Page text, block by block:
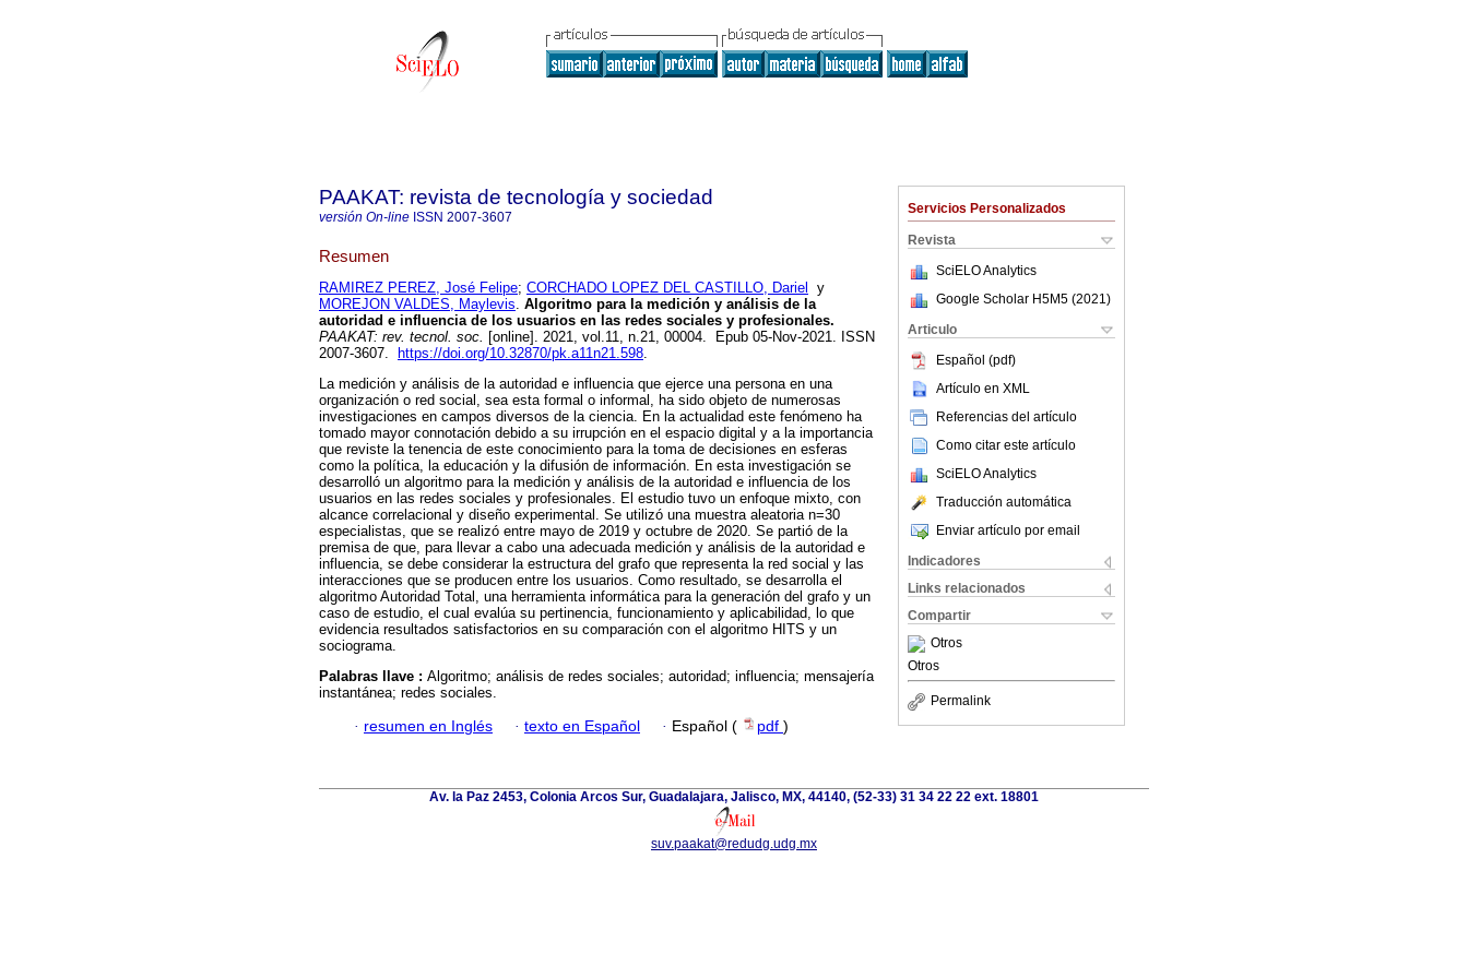
Servicios Personalizados
Revista
SciELO Analytics
Google Scholar H5M5 (2021 )
Articulo
Español (pdf)
Artículo en XML
Referencias del artículo
Como citar este artículo
SciELO Analytics
Traducción automática
Enviar artículo por email
Indicadores
Links relacionados
Compartir
Otros
Otros
Permalink
PAAKAT: revista de tecnología y sociedad
versión On-line ISSN 2007-3607
Resumen
RAMIREZ PEREZ, José Felipe; CORCHADO LOPEZ DEL CASTILLO, Dariel
y
MOREJON VALDES, Maylevis. Algoritmo para la medición y análisis de la
autoridad e influencia de los usuarios en las redes sociales y profesionales.
PAAKAT: rev. tecnol. soc. [online]. 2021, vol.11, n.21, 00004. Epub 05-Nov-2021. ISSN
2007-3607.
https://doi.org/10.32870/pk.a11n21.598.
La medición y análisis de la autoridad e influencia que ejerce una persona en una
organización o red social, sea esta formal o informal, ha sido objeto de numerosas
investigaciones en campos diversos de la ciencia. En la actualidad este fenómeno ha
tomado mayor connotación debido a su irrupción en el espacio digital y a la importancia
que reviste la tenencia de este conocimiento para la toma de decisiones en esferas
como la política, la educación y la difusión de información. En esta investigación se
desarrolló un algoritmo para la medición y análisis de la autoridad e influencia de los
usuarios en las redes sociales y profesionales. El estudio tuvo un enfoque mixto, con
alcance correlacional y diseño experimental. Se utilizó una muestra aleatoria n=30
especialistas, que se realizó entre mayo de 2019 y octubre de 2020. Se partió de la
premisa de que, para llevar a cabo una adecuada medición y análisis de la autoridad e
influencia, se debe considerar la estructura del grafo que representa la red social y las
interacciones que se producen entre los usuarios. Como resultado, se desarrolla el
algoritmo Autoridad Total, una herramienta informática para la generación del grafo y un
caso de estudio, el cual evalúa su pertinencia, funcionamiento y aplicabilidad, lo que
evidencia resultados satisfactorios en su comparación con el algoritmo HITS y un
sociograma.
Palabras llave : Algoritmo; análisis de redes sociales; autoridad; influencia; mensajería
instantánea; redes sociales.
· resumen en Inglés · texto en Español · Español ( pdf )
Av. la Paz 2453, Colonia Arcos Sur, Guadalajara, Jalisco, MX, 44140, (52-33) 31 34 22 22 ext. 18801
suv.paakat@redudg.udg.mx